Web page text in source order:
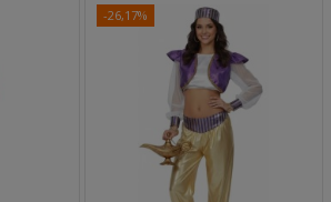
-26,17%